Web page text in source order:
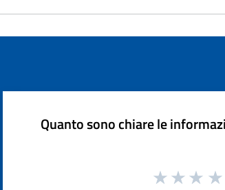
Quanto sono chiare le